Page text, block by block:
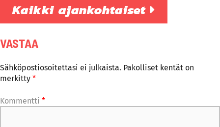
Kaikki ajankohtaiset
VASTAA
Sähköpostiosoitettasi ei julkaista. Pakolliset kentät on
merkitty *
Kommentti *